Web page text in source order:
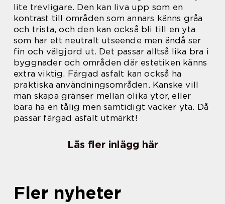
lite trevligare. Den kan liva upp som en
kontrast till områden som annars känns gråa
och trista, och den kan också bli till en yta
som har ett neutralt utseende men ändå ser
fin och välgjord ut. Det passar alltså lika bra i
byggnader och områden där estetiken känns
extra viktig. Färgad asfalt kan också ha
praktiska användningsområden. Kanske vill
man skapa gränser mellan olika ytor, eller
bara ha en tålig men samtidigt vacker yta. Då
passar färgad asfalt utmärkt!
Läs fler inlägg här
Fler nyheter